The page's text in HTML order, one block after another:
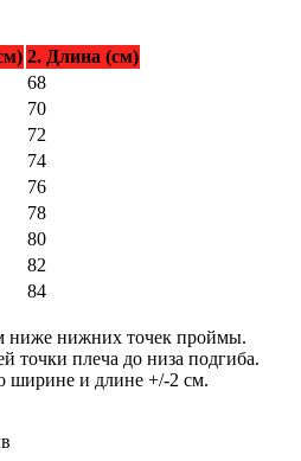
2. Длина (см)
68
70
72
74
76
78
80
82
84
ниже нижних точек проймы.
точки плеча до низа подгиба.
ширине и длине +/-2 см.